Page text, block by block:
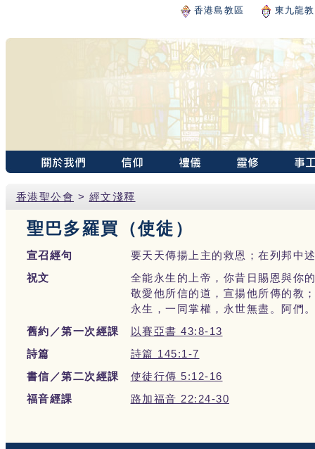
香港島教區 東九龍
香港聖公會 > 經文淺釋
聖巴多羅買（使徒）
宣召經句
要天天傳揚上主的救恩；在列邦中
祝文
全能永生的上帝，你昔日賜恩與你
敬愛他所信的道，宣揚他所傳的教
永生，一同掌權，永世無盡。阿們
舊約／第一次經課
以賽亞書 43:8-13
詩篇
詩篇 145:1-7
書信／第二次經課
使徒行傳 5:12-16
福音經課
路加福音 22:24-30